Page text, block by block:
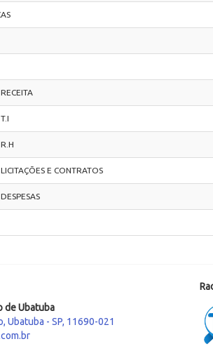
E CONTRATOS
de Ubatuba
Ubatuba - SP, 11690-021